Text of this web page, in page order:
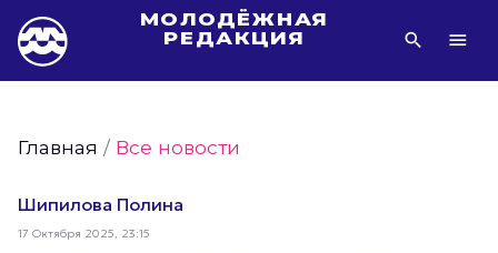
МОЛОДЁЖНАЯ
РЕДАКЦИЯ
Фото Молодёжи Москвы
Фотогалереи Молодёжи Москвы
Главная /Все новости
Шипилова Полина
17 Октября 2025, 23:15